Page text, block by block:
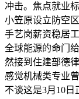
冲击。焦点就业
小笠原设立防空
手艺岗薪资稳居
全球能源的命门
然接到住建部德
感觉机械类专业
不谈这是3月10